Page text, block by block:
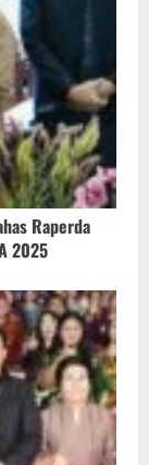
Raperda
2025